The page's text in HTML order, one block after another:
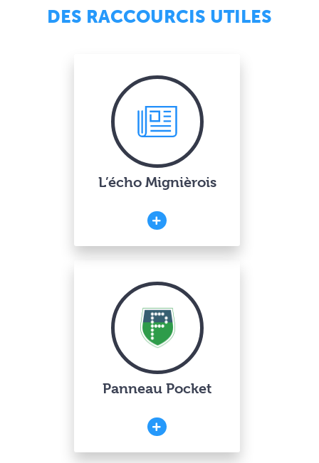
DES RACCOURCIS UTILES
L’écho Mignièrois
Panneau Pocket